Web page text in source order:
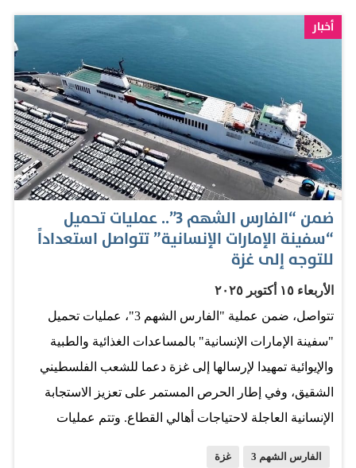
الأحمر أن إعادة الرفات من غزة ربما تستغرق وقتاً، بينما
سلمت إسرائيل عبر الصليب الأحمر الدفعة الأولى من جثامين
الفلسطينيين القتلى إلى غزة، في وقت طالبت الأمم المتحدة
والصليب الأحمر بفتح جميع المعابر لإدخال المساعدات إلى
غزة. وذكرت مصادر فلسطينية، أمس الثلاثاء، أن 9
فلسطينيين قتلوا بنيران إسرائيلية في قطاع غزة، رغم دخول
اتفاق وقف إطلاق النار حيز التنفيذ لليوم الخامس. وأوضحت
المصادر أن 5 أشخاص قتلوا جراء إطلاق طائرات مسيّرة
إسرائيلية من طراز كوادكبتر النار على مواطنين كانوا يتفقدون
منازلهم في حي الشجاعية شرق مدينة غزة. كما قتل مواطن
يونس جنوبي القطاع. وفي تعقيبه، قال الناطق باسم حركة
حماس، حازم قاسم، إن «قتل الجيش الإسرائيلي عدداً من
أهالي قطاع غزة صباح أمس عبر القصف وإطلاق…
أخبار
ضمن “الفارس الشهم 3”.. عمليات تحميل
“سفينة الإمارات الإنسانية” تتواصل استعداداً
للتوجه إلى غزة
الأربعاء ١٥ أكتوبر ٢٠٢٥
تتواصل، ضمن عملية "الفارس الشهم 3"، عمليات تحميل
"سفينة الإمارات الإنسانية" بالمساعدات الغذائية والطبية
والإيوائية تمهيدا لإرسالها إلى غزة دعما للشعب الفلسطيني
الشقيق، وفي إطار الحرص المستمر على تعزيز الاستجابة
الإنسانية العاجلة لاحتياجات أهالي القطاع. وتتم عمليات
الفارس الشهم 3 غزة